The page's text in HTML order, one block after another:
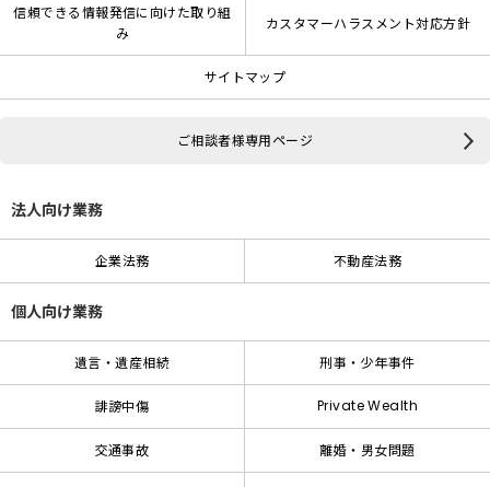
信頼できる情報発信に向けた取り組
み
カスタマーハラスメント対応方針
サイトマップ
ご相談者様専用ページ
法人向け業務
企業法務 不動産法務
個人向け業務
遺言・遺産相続 刑事・少年事件
誹謗中傷 Private Wealth
交通事故 離婚・男女問題